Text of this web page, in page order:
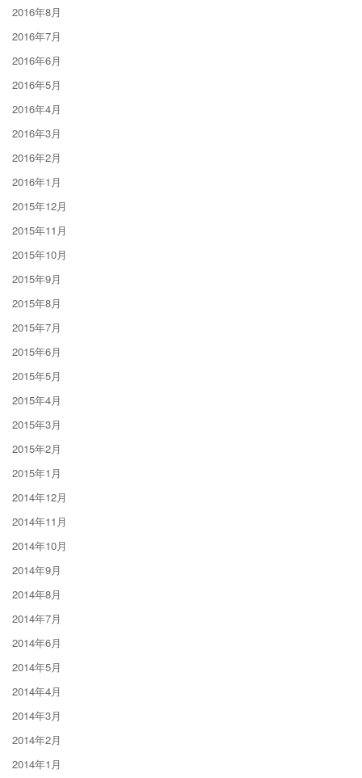
2016年8月
2016年7月
2016年6月
2016年5月
2016年4月
2016年3月
2016年2月
2016年1月
2015年12月
2015年11月
2015年10月
2015年9月
2015年8月
2015年7月
2015年6月
2015年5月
2015年4月
2015年3月
2015年2月
2015年1月
2014年12月
2014年11月
2014年10月
2014年9月
2014年8月
2014年7月
2014年6月
2014年5月
2014年4月
2014年3月
2014年2月
2014年1月